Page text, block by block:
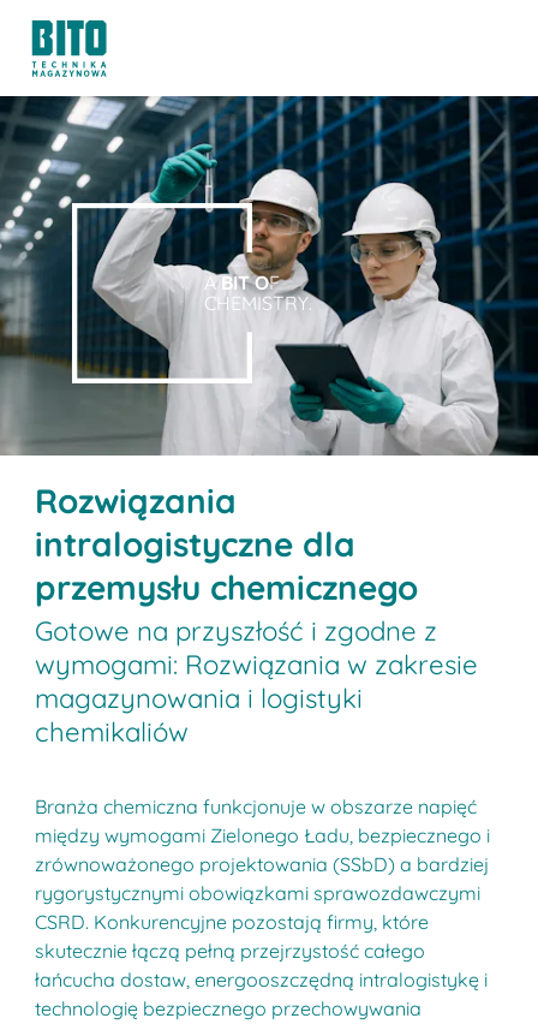
ABIT OF
CHEMISTRY.
Rozwiązania
intralogistyczne dla
przemysłu chemicznego
Gotowe na przyszłość i zgodne z
wymogami: Rozwiązania w zakresie
magazynowania i logistyki
chemikaliów
Branża chemiczna funkcjonuje w obszarze napięć
między wymogami Zielonego Ładu, bezpiecznego i
zrównoważonego projektowania (SSbD) a bardziej
rygorystycznymi obowiązkami sprawozdawczymi
CSRD. Konkurencyjne pozostają firmy, które
skutecznie łączą pełną przejrzystość całego
łańcucha dostaw, energooszczędną intralogistykę i
technologię bezpiecznego przechowywania